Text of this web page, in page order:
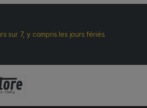
sur 7, y compris les jours fériés.